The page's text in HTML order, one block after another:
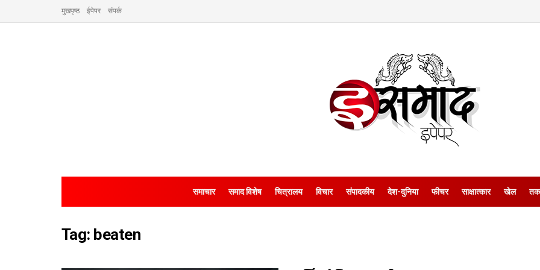
मुखपृष्ठ ईपेपर संपर्क
समाचार समाद विशेष चित्रालय विचार संपादकीय देश-दुनिया फीचर साक्षात्‍कार खेल
Tag: beaten